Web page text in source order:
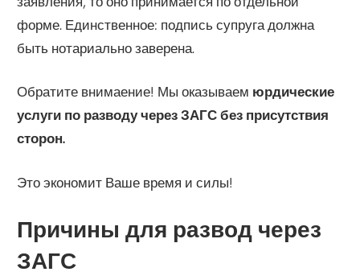
форме. Единственное: подпись супруга должна
быть нотариально заверена.
Обратите внимаение! Мы оказываем юрдические
услуги по разводу через ЗАГС без присутствия
сторон.
Это экономит Ваше время и силы!
Причины для развод через
ЗАГС